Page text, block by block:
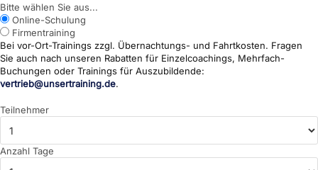
Bitte wählen Sie aus...
Online-Schulung
Firmentraining
Bei vor-Ort-Trainings zzgl. Übernachtungs- und Fahrtkosten. Fragen
Sie auch nach unseren Rabatten für Einzelcoachings, Mehrfach-
Buchungen oder Trainings für Auszubildende:
vertrieb@unsertraining.de.
Teilnehmer
Anzahl Tage